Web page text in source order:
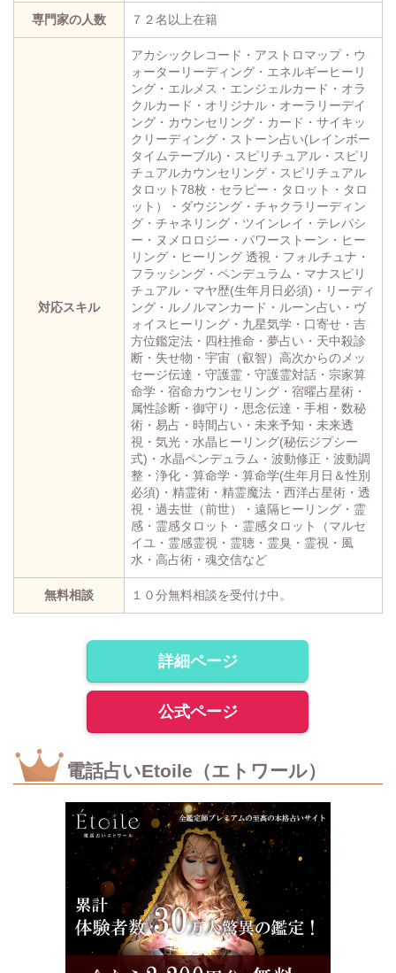
専門家の人数 ７２名以上在籍
対応スキル
アカシックレコード・アストロマップ・ウ
ォーターリーディング・エネルギーヒーリ
ング・エルメス・エンジェルカード・オラ
クルカード・オリジナル・オーラリーデイ
ング・カウンセリング・カード・サイキッ
クリーディング・ストーン占い(レインボー
タイムテーブル)・スピリチュアル・スピリ
チュアルカウンセリング・スピリチュアル
タロット78枚・セラピー・タロット・タロ
ット）・ダウジング・チャクラリーディン
グ・チャネリング・ツインレイ・テレパシ
ー・ヌメロロジー・パワーストーン・ヒー
リング・ヒーリング 透視・フォルチュナ・
フラッシング・ペンデュラム・マナスピリ
チュアル・マヤ歴(生年月日必須)・リーディ
ング・ルノルマンカード・ルーン占い・ヴ
ォイスヒーリング・九星気学・口寄せ・吉
方位鑑定法・四柱推命・夢占い・天中殺診
断・失せ物・宇宙（叡智）高次からのメッ
セージ伝達・守護霊・守護霊対話・宗家算
命学・宿命カウンセリング・宿曜占星術・
属性診断・御守り・思念伝達・手相・数秘
術・易占・時間占い・未来予知・未来透
視・気光・水晶ヒーリング(秘伝ジプシー
式)・水晶ペンデュラム・波動修正・波動調
整・浄化・算命学・算命学(生年月日＆性別
必須)・精霊術・精霊魔法・西洋占星術・透
視・過去世（前世）・遠隔ヒーリング・霊
感・霊感タロット・霊感タロット（マルセ
イユ・霊感霊視・霊聴・霊臭・霊視・風
水・高占術・魂交信など
無料相談 １０分無料相談を受付け中。
詳細ページ
公式ページ
電話占いEtoile（エトワール）